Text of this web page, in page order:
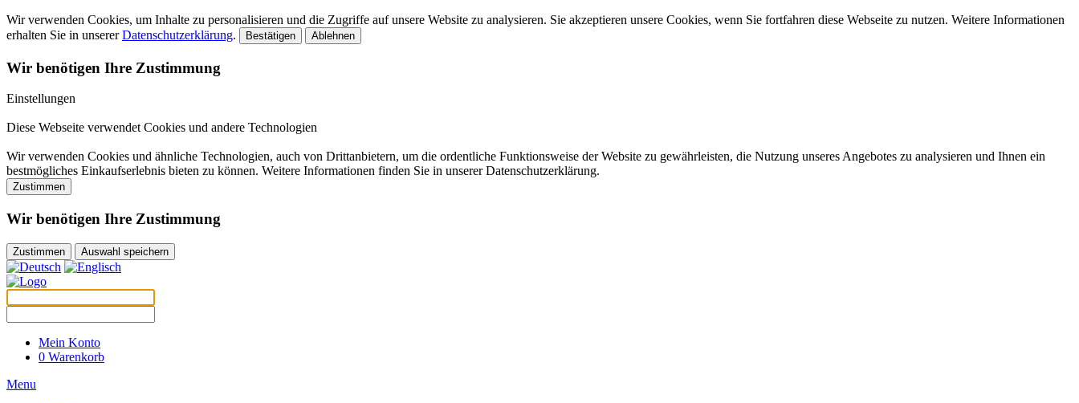
Wir verwenden Cookies, um Inhalte zu personalisieren und die Zugriffe auf unsere Website zu analysieren. Sie akzeptieren unsere Cookies, wenn Sie fortfahren diese Webseite zu nutzen. Weitere Informationen
erhalten Sie in unsererDatenschutzerklärung. Bestätigen Ablehnen
Wir benötigen Ihre Zustimmung
Einstellungen
Diese Webseite verwendet Cookies und andere Technologien
Wir verwenden Cookies und ähnliche Technologien, auch von Drittanbietern, um die ordentliche Funktionsweise der Website zu gewährleisten, die Nutzung unseres Angebotes zu analysieren und Ihnen ein
bestmögliches Einkaufserlebnis bieten zu können. Weitere Informationen finden Sie in unserer Datenschutzerklärung.
Zustimmen
Wir benötigen Ihre Zustimmung
Zustimmen Auswahl speichern
Mein Konto
0 Warenkorb
Menu